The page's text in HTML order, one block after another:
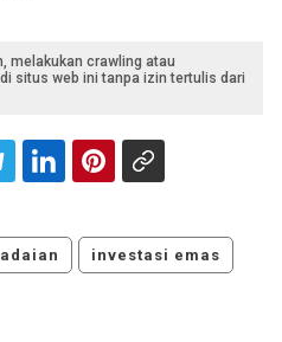
melakukan crawling atau
situs web ini tanpa izin tertulis dari
investasi emas